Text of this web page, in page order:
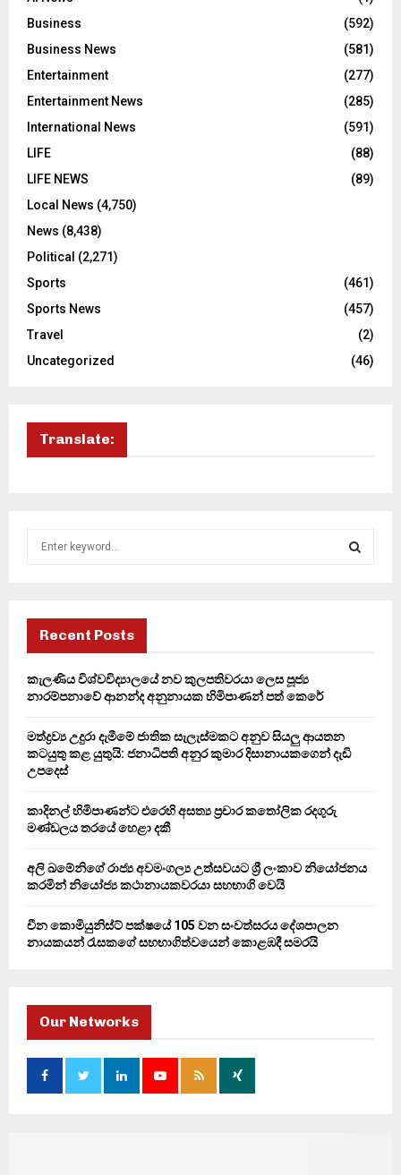
Business
(592)
Business News
(581)
Entertainment
(277)
Entertainment News
(285)
International News
(591)
LIFE
(88)
LIFE NEWS
(89)
Local News (4,750)
News (8,438)
Political (2,271)
Sports
(461)
Sports News
(457)
Travel
(2)
Uncategorized
(46)
Translate:
f
r
H
Recent Posts
කැලණිය විශ්වවිද්‍යාලයේ නව කුලපතිවරයා ලෙස පූජ්‍ය
නාරම්පනාවේ ආනන්ද අනුනායක හිමිපාණන් පත් කෙරේ
මත්ද්‍රව්‍ය උදුරා දැමීමේ ජාතික සැලැස්මකට අනුව සියලු ආයතන
කටයුතු කළ යුතුයි: ජනාධිපති අනුර කුමාර දිසානායකගෙන් දැඩි
උපදෙස්
කාදිනල් හිමිපාණන්ට එරෙහි අසත්‍ය ප්‍රචාර කතෝලික රදගුරු
මණ්ඩලය තරයේ හෙළා දකී
අලි ඛමේනිගේ රාජ්‍ය අවමංගල්‍ය උත්සවයට ශ්‍රී ලංකාව නියෝජනය
කරමින් නියෝජ්‍ය කථානායකවරයා සහභාගි වෙයි
චීන කොමියුනිස්ට් පක්ෂයේ 105 වන සංවත්සරය දේශපාලන
නායකයන් රැසකගේ සහභාගිත්වයෙන් කොළඹදී සමරයි
Our Networks